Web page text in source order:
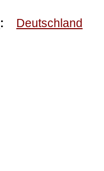
: Deutschland